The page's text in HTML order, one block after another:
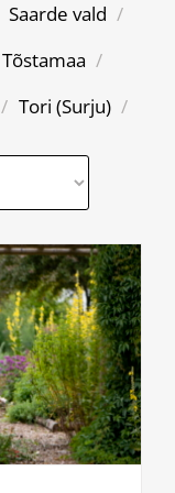
Saarde vald /
Tõstamaa /
/ Tori (Surju) /